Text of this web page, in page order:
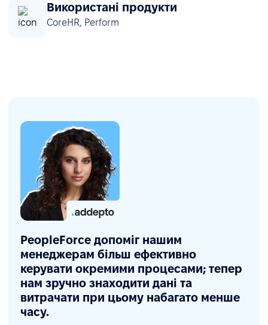
Використані продукти
CoreHR, Perform
PeopleForce допоміг нашим
менеджерам більш ефективно
керувати окремими процесами; тепер
нам зручно знаходити дані та
витрачати при цьому набагато менше
часу.